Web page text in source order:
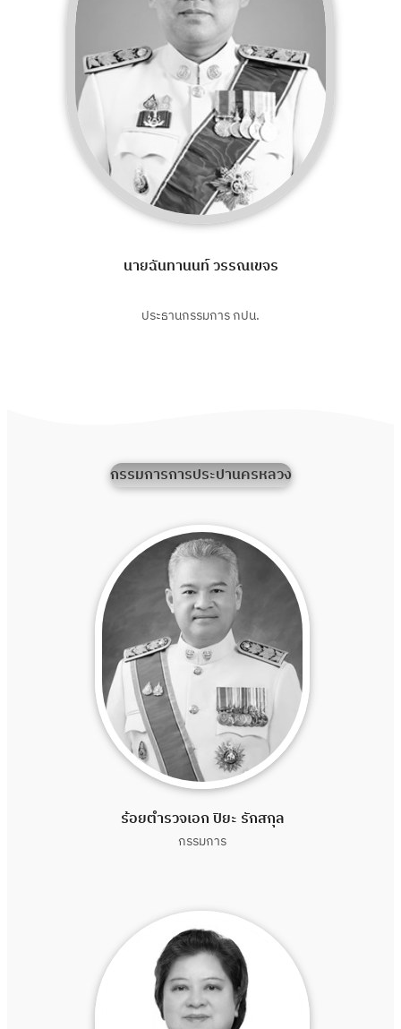
นายฉันทานนท์ วรรณเขจร
ประธานกรรมการ กปน.
กรรมการการประปานครหลวง
ร้อยตำรวจเอก ปิยะ รักสกุล
กรรมการ